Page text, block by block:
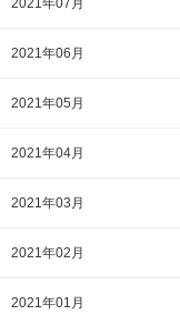
2021年07月
2021年06月
2021年05月
2021年04月
2021年03月
2021年02月
2021年01月